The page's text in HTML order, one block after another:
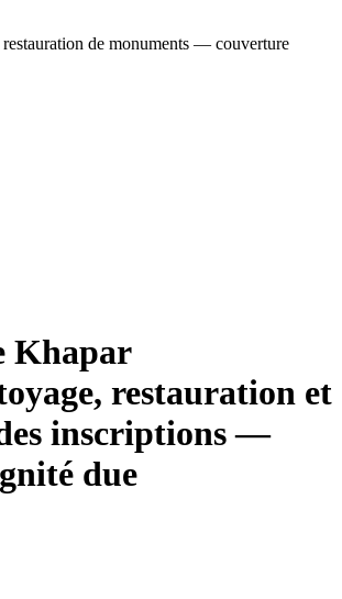
restauration de monuments — couverture
Khapar
restauration et
inscriptions —
due